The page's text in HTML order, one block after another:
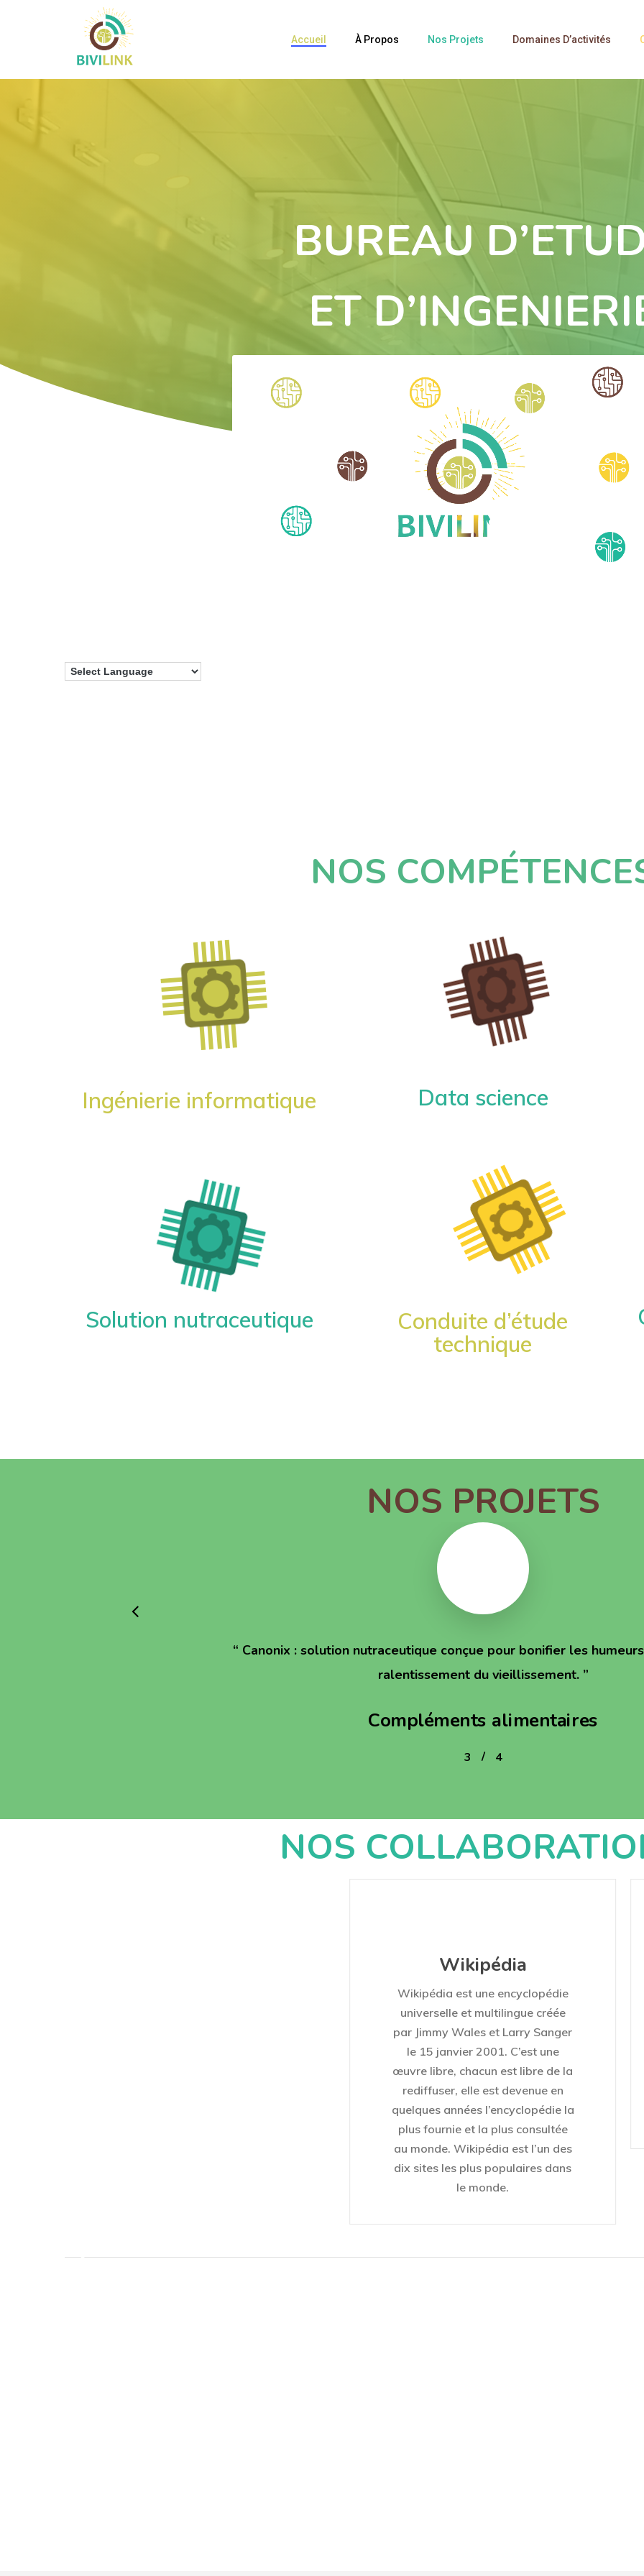
Accueil À Propos Nos Projets Domaines D’activités
BUREAU
ET
NOS
Ingénierie informatique Data science
Solution nutraceutique
Conduite d’étude
technique
NOS PROJETS
“ Canonix : solution nutraceutique conçue pour bonifier les
ralentissement du vieillissement. ”
Compléments alimentaires
3 4
/ 4
NOS
Wikipédia
Wikipédia est une encyclopédie
universelle et multilingue créée
par Jimmy Wales et Larry Sanger
le 15 janvier 2001. C’est une
œuvre libre, chacun est libre de la
rediffuser, elle est devenue en
quelques années l’encyclopédie la
plus fournie et la plus consultée
au monde. Wikipédia est l’un des
dix sites les plus populaires dans
le monde.